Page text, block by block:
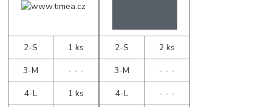
2-S
1 ks
3-M
- - -
4-L
1 ks
2-S
2 ks
3-M
- - -
4-L
- - -